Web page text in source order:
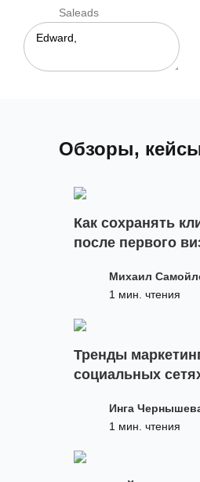
Saleads
Обзоры,
Как сохранять
после первого
Михаил
1 мин. чтения
Тренды
социальных
Инга
1 мин. чтения